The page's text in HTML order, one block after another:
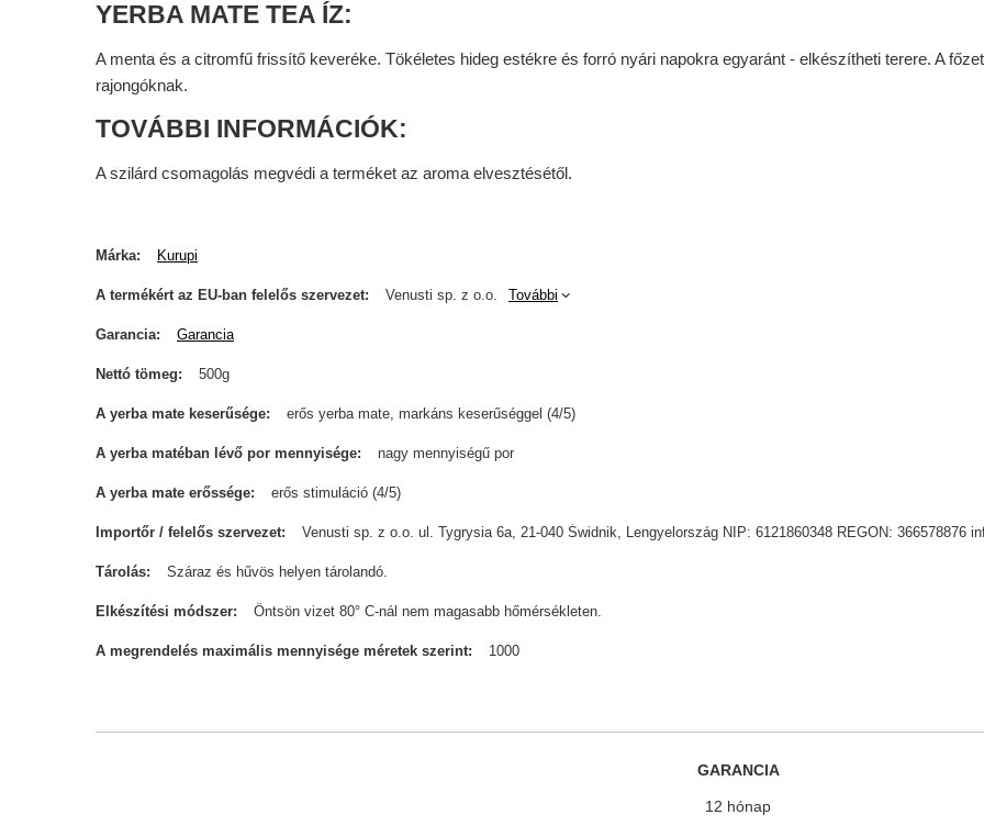
YERBA MATE TEA ÍZ:
A menta és a citromfű frissítő keveréke. Tökéletes hideg estékre és forró nyári napokra egyaránt - elkészítheti terere. A
rajongóknak.
TOVÁBBI INFORMÁCIÓK:
A szilárd csomagolás megvédi a terméket az aroma elvesztésétől.
Márka Kurupi
A termékért az EU-ban felelős szervezet Venusti sp. z o.o. További
Garancia Garancia
Nettó tömeg 500g
A yerba mate keserűsége erős yerba mate, markáns keserűséggel (4/5)
A yerba matéban lévő por mennyisége nagy mennyiségű por
A yerba mate erőssége erős stimuláció (4/5)
Importőr / felelős szervezet Venusti sp. z o.o. ul. Tygrysia 6a, 21-040 Świdnik, Lengyelország NIP: 6121860348 REGON: 366578876
Tárolás Száraz és hűvös helyen tárolandó.
Elkészítési módszer Öntsön vizet 80° C-nál nem magasabb hőmérsékleten.
A megrendelés maximális mennyisége méretek szerint 1000
GARANCIA
12 hónap